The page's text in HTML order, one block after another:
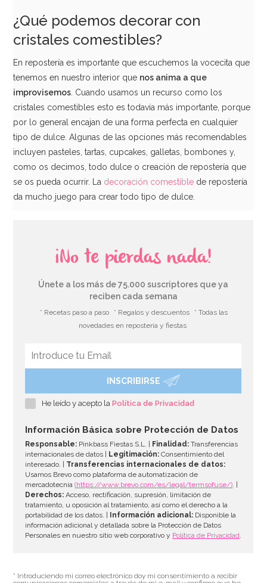
¿Qué podemos decorar con
cristales comestibles?
En repostería es importante que escuchemos la vocecita que
tenemos en nuestro interior que nos anima a que
improvisemos . Cuando usamos un recurso como los
cristales comestibles esto es todavía más importante, porque
por lo general encajan de una forma perfecta en cualquier
tipo de dulce. Algunas de las opciones más recomendables
incluyen pasteles, tartas, cupcakes, galletas, bombones y,
como os decimos, todo dulce o creación de repostería que
se os pueda ocurrir. La decoración comestible de repostería
da mucho juego para crear todo tipo de dulce.
¡No te pierdas nada!
Únete a los más de 75.000 suscriptores que ya
reciben cada semana
* Recetas paso a paso * Regalos y descuentos
* Todas las
novedades en repostería y fiestas
INSCRIBIRSE
He leído y acepto laPolítica de Privacidad
Información Básica sobre Protección de Datos
Responsable: Pinkbass Fiestas S.L. | Finalidad: Transferencias
internacionales de datos | Legitimación: Consentimiento del
interesado. | Transferencias internacionales de datos:
Usamos Brevo como plataforma de automatización de
mercadotecnia(https://www.brevo.com/es/legal/termsofuse/) . |
Derechos: Acceso, rectificación, supresión, limitación de
tratamiento, u oposición al tratamiento, así como el derecho a la
portabilidad de los datos. | Información adicional: Disponible la
información adicional y detallada sobre la Protección de Datos
Personales en nuestro sitio web corporativo y Política de Privacidad
* Introduciendo mi correo electrónico doy mi consentimiento a recibir